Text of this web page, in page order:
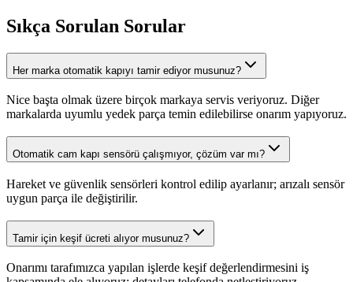
Sıkça Sorulan Sorular
Her marka otomatik kapıyı tamir ediyor musunuz?
Nice başta olmak üzere birçok markaya servis veriyoruz. Diğer
markalarda uyumlu yedek parça temin edilebilirse onarım yapıyoruz.
Otomatik cam kapı sensörü çalışmıyor, çözüm var mı?
Hareket ve güvenlik sensörleri kontrol edilip ayarlanır; arızalı sensör
uygun parça ile değiştirilir.
Tamir için keşif ücreti alıyor musunuz?
Onarımı tarafımızca yapılan işlerde keşif değerlendirmesini iş